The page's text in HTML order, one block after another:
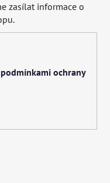
zasílat informace o
podmínkami ochrany